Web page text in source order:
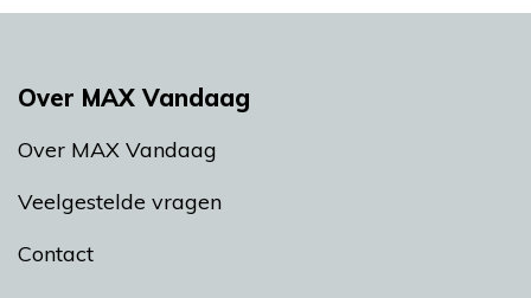
Over MAX Vandaag
Over MAX Vandaag
Veelgestelde vragen
Contact